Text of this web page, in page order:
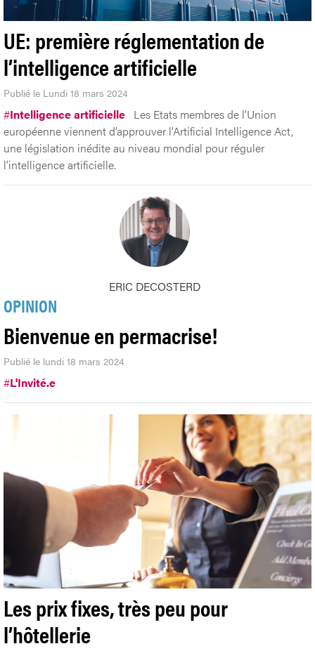
UE: première réglementation de
l’intelligence artificielle
Publié le Lundi 18 mars 2024
#Intelligence artificielle Les Etats membres de l’Union
européenne viennent d’approuver l’Artificial Intelligence Act,
une législation inédite au niveau mondial pour réguler
l’intelligence artificielle.
ERIC DECOSTERD
OPINION
Bienvenue en permacrise!
Publié le lundi 18 mars 2024
#L'Invité.e
Les prix fixes, très peu pour
l’hôtellerie